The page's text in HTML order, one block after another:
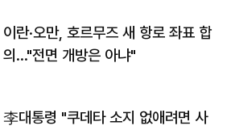
이란·오만, 호르무즈 새 항로 좌표 합
의…"전면 개방은 아냐"
李대통령 "쿠데타 소지 없애려면 사